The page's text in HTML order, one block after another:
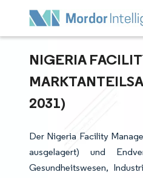
NIGERIA
031)
Der Nigeria Facility
ausgelagert) und
Gesundheitswesen,